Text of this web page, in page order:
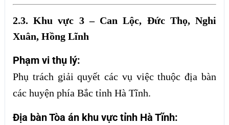
2.3. Khu vực 3 – Can Lộc, Đức Thọ, Nghi
Xuân, Hồng Lĩnh
Phạm vi thụ lý:
Phụ trách giải quyết các vụ việc thuộc địa bàn
các huyện phía Bắc tỉnh Hà Tĩnh.
Địa bàn Tòa án khu vực tỉnh Hà Tĩnh: